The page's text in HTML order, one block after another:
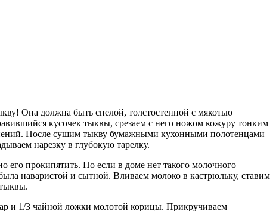
Она должна быть спелой, толстостенной с мякотью
кусочек тыквы, срезаем с него ножом кожуру тонким
После сушим тыкву бумажными кухонными полотенцами
нарезку в глубокую тарелку.
его прокипятить. Но если в доме нет такого молочного
наваристой и сытной. Вливаем молоко в кастрюльку, ставим
и 1/3 чайной ложки молотой корицы. Прикручиваем